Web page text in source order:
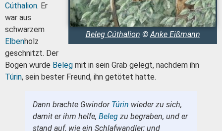
Beleg Cúthalion ©Anke Eißmann
Cúthalion. Er
war aus
schwarzem
Elbenholz
geschnitzt. Der
Bogen wurde Beleg mit in sein Grab gelegt, nachdem ihn
Túrin, sein bester Freund, ihn getötet hatte.
Dann brachte Gwindor Túrin wieder zu sich,
damit er ihm helfe, Beleg zu begraben, und er
stand auf, wie ein Schlafwandler; und